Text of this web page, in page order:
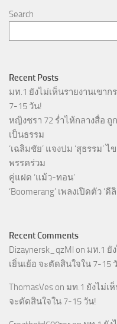
Search
Recent Posts
มท.1 ยังไม่เห็นรายงานเขา
7-15 วัน!
หญิงชรา 72 ร่ำไห้กลางสื่อ ถู
เป็นธรรม
‘เฉลิมชัย’ แจงปม ‘สุธรรม’
พรรคร่วม
คู่แฝด ‘แม้ว-ทอน’
‘Boomerang’ เพลงเปิดตัว ‘
Recent Comments
Dizaynersk_qzMl on มท.1 ยั
เยิ่นเย้อ จะตัดสินใจใน 7-15
ThomasVes on มท.1 ยังไม่เ
จะตัดสินใจใน 7-15 วัน!